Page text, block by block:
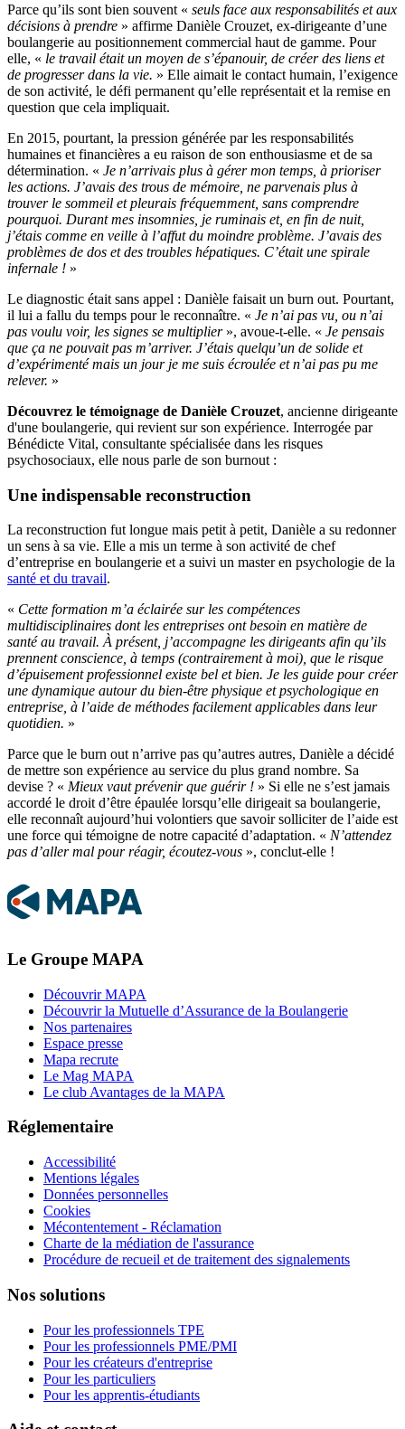
Parce qu’ils sont bien souvent « seuls face aux responsabilités et aux
décisions à prendre » affirme Danièle Crouzet, ex-dirigeante d’une
boulangerie au positionnement commercial haut de gamme. Pour
elle, « le travail était un moyen de s’épanouir, de créer des liens et
de progresser dans la vie. » Elle aimait le contact humain, l’exigence
de son activité, le défi permanent qu’elle représentait et la remise en
question que cela impliquait.
En 2015, pourtant, la pression générée par les responsabilités
humaines et financières a eu raison de son enthousiasme et de sa
détermination. « Je n’arrivais plus à gérer mon temps, à prioriser
les actions. J’avais des trous de mémoire, ne parvenais plus à
trouver le sommeil et pleurais fréquemment, sans comprendre
pourquoi. Durant mes insomnies, je ruminais et, en fin de nuit,
j’étais comme en veille à l’affut du moindre problème. J’avais des
problèmes de dos et des troubles hépatiques. C’était une spirale
infernale ! »
Le diagnostic était sans appel : Danièle faisait un burn out. Pourtant,
il lui a fallu du temps pour le reconnaître. « Je n’ai pas vu, ou n’ai
pas voulu voir, les signes se multiplier», avoue-t-elle. « Je pensais
que ça ne pouvait pas m’arriver. J’étais quelqu’un de solide et
d’expérimenté mais un jour je me suis écroulée et n’ai pas pu me
relever. »
Découvrez le témoignage de Danièle Crouzet, ancienne dirigeante
d'une boulangerie, qui revient sur son expérience. Interrogée par
Bénédicte Vital, consultante spécialisée dans les risques
psychosociaux, elle nous parle de son burnout :
Une indispensable reconstruction
La reconstruction fut longue mais petit à petit, Danièle a su redonner
un sens à sa vie. Elle a mis un terme à son activité de chef
d’entreprise en boulangerie et a suivi un master en psychologie de la
santé et du travail.
« Cette formation m’a éclairée sur les compétences
multidisciplinaires dont les entreprises ont besoin en matière de
santé au travail. À présent, j’accompagne les dirigeants afin qu’ils
prennent conscience, à temps (contrairement à moi), que le risque
d’épuisement professionnel existe bel et bien. Je les guide pour créer
une dynamique autour du bien-être physique et psychologique en
entreprise, à l’aide de méthodes facilement applicables dans leur
quotidien. »
Parce que le burn out n’arrive pas qu’autres autres, Danièle a décidé
de mettre son expérience au service du plus grand nombre. Sa
devise ? « Mieux vaut prévenir que guérir ! » Si elle ne s’est jamais
accordé le droit d’être épaulée lorsqu’elle dirigeait sa boulangerie,
elle reconnaît aujourd’hui volontiers que savoir solliciter de l’aide est
une force qui témoigne de notre capacité d’adaptation. « N’attendez
pas d’aller mal pour réagir, écoutez-vous », conclut-elle !
Le Groupe MAPA
Découvrir MAPA
Découvrir la Mutuelle d’Assurance de la Boulangerie
Nos partenaires
Espace presse
Mapa recrute
Le Mag MAPA
Le club Avantages de la MAPA
Réglementaire
Accessibilité
Mentions légales
Données personnelles
Cookies
Mécontentement - Réclamation
Charte de la médiation de l'assurance
Procédure de recueil et de traitement des signalements
Nos solutions
Pour les professionnels TPE
Pour les professionnels PME/PMI
Pour les créateurs d'entreprise
Pour les particuliers
Pour les apprentis-étudiants